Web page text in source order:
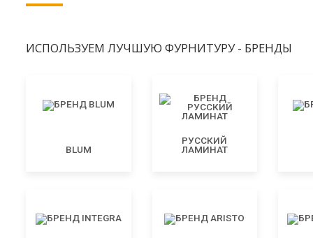
ИСПОЛЬЗУЕМ ЛУЧШУЮ ФУРНИТУРУ - БРЕНДЫ
BLUM
РУССКИЙ
ЛАМИНАТ